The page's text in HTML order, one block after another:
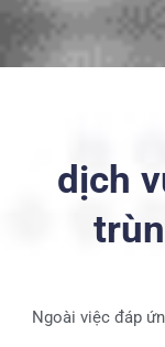
dịch
Ngoài việc đáp